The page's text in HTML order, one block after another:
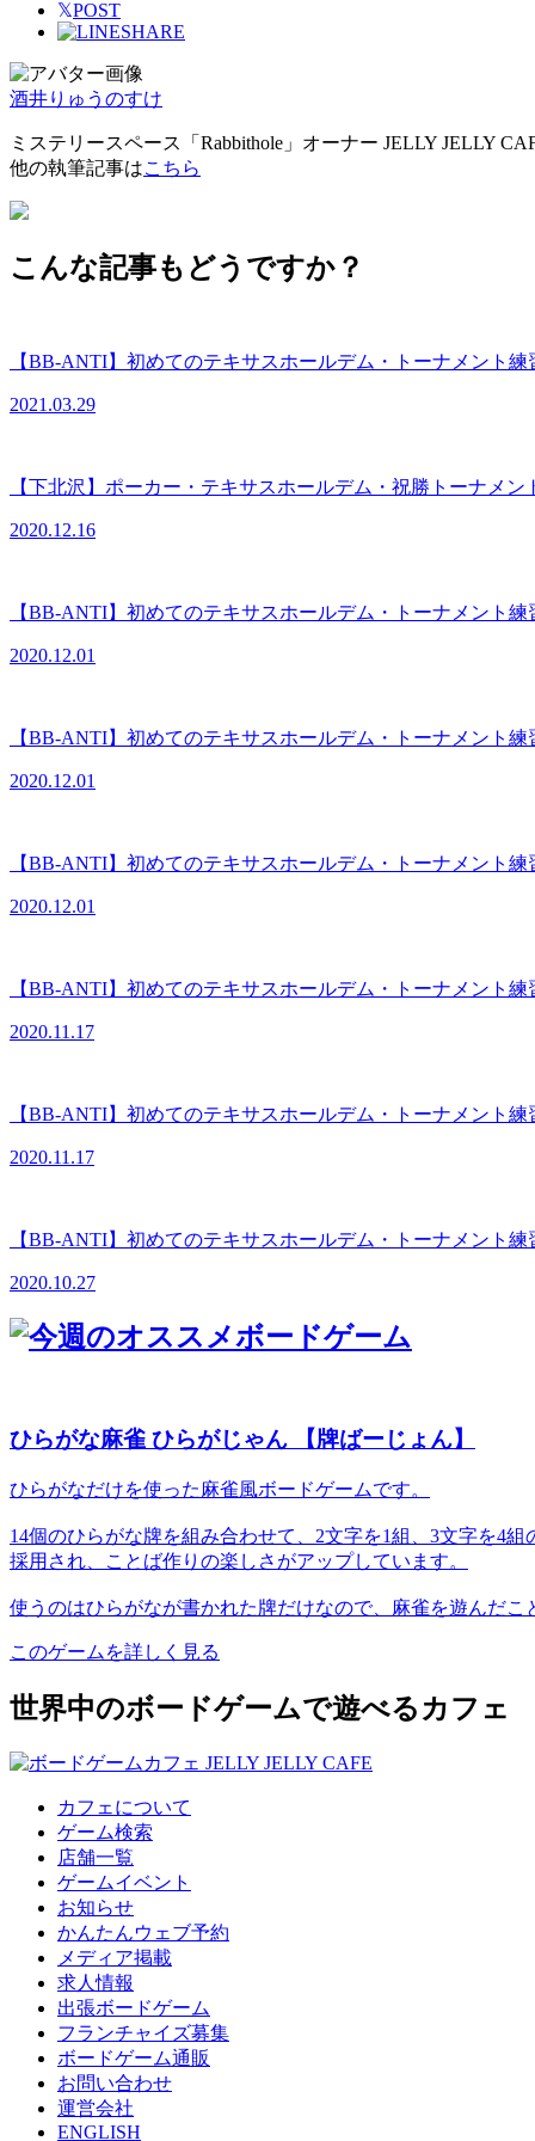
𝕏POST
SHARE
酒井りゅうのすけ
ミステリースペース「Rabbithole」オーナー JELLY JELLY
他の執筆記事はこちら
こんな記事もどうですか？
【BB-ANTI】初めてのテキサスホールデム・トーナメント練
2021.03.29
【下北沢】ポーカー・テキサスホールデム・祝勝トーナメン
2020.12.16
【BB-ANTI】初めてのテキサスホールデム・トーナメント練
2020.12.01
【BB-ANTI】初めてのテキサスホールデム・トーナメント練
2020.12.01
【BB-ANTI】初めてのテキサスホールデム・トーナメント練
2020.12.01
【BB-ANTI】初めてのテキサスホールデム・トーナメント練
2020.11.17
【BB-ANTI】初めてのテキサスホールデム・トーナメント練
2020.11.17
【BB-ANTI】初めてのテキサスホールデム・トーナメント練
2020.10.27
ひらがな麻雀 ひらがじゃん 【牌ばーじょん】
ひらがなだけを使った麻雀風ボードゲームです。
14個のひらがな牌を組み合わせて、2文字を1組、3文字を4
採用され、ことば作りの楽しさがアップしています。
使うのはひらがなが書かれた牌だけなので、麻雀を遊んだこ
このゲームを詳しく見る
世界中のボードゲームで遊べるカフェ
カフェについて
ゲーム検索
店舗一覧
ゲームイベント
お知らせ
かんたんウェブ予約
メディア掲載
求人情報
出張ボードゲーム
フランチャイズ募集
ボードゲーム通販
お問い合わせ
運営会社
ENGLISH